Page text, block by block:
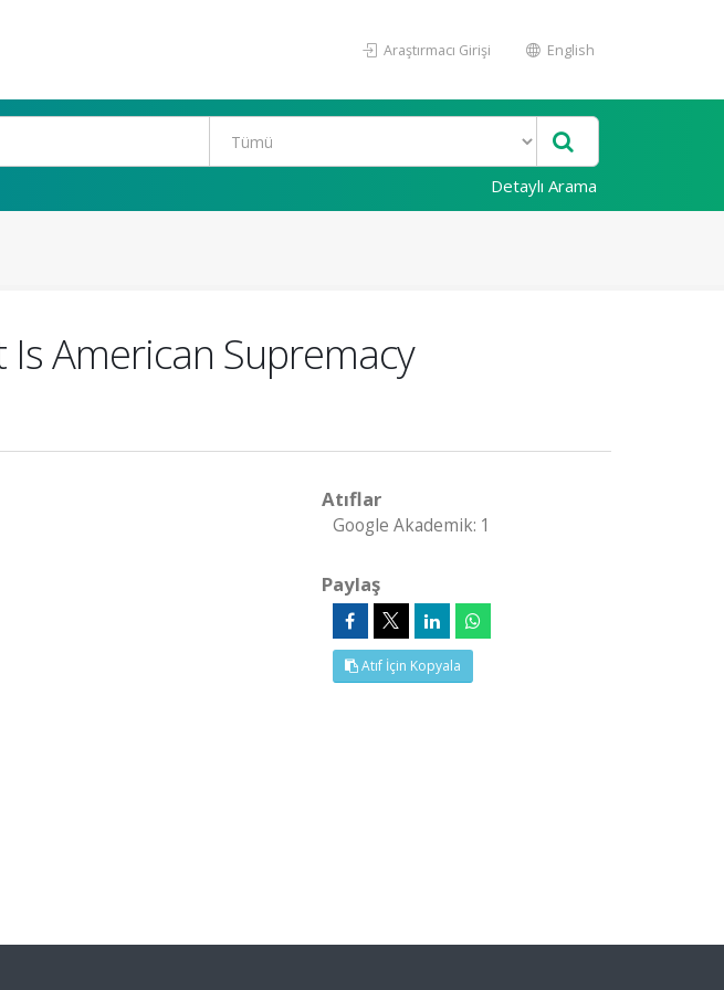
Araştırmacı Girişi English
Detaylı Arama
Is American Supremacy
Atıflar
Google Akademik: 1
Paylaş
Atıf İçin Kopyala